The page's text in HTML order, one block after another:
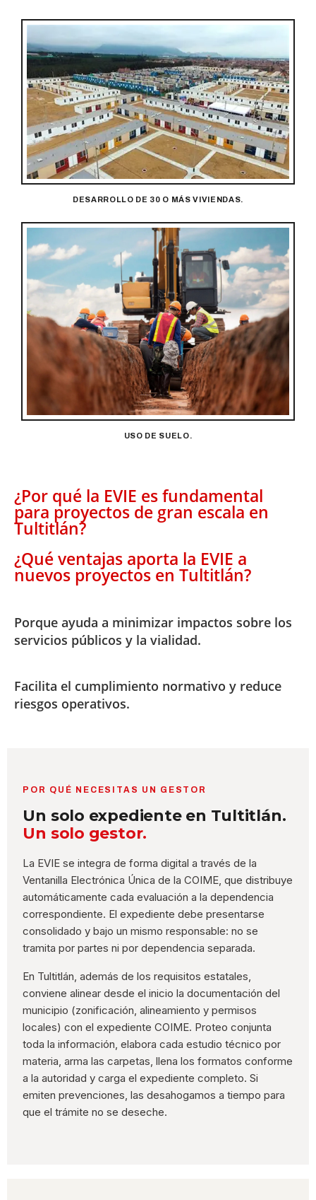
DESARROLLO DE 30 O MÁS VIVIENDAS.
USO DE SUELO.
¿Por qué la EVIE es fundamental
para proyectos de gran escala en
Tultitlán?
¿Qué ventajas aporta la EVIE a
nuevos proyectos en Tultitlán?
Porque ayuda a minimizar impactos sobre los
servicios públicos y la vialidad.
Facilita el cumplimiento normativo y reduce
riesgos operativos.
POR QUÉ NECESITAS UN GESTOR
Un solo expediente en Tultitlán.
Un solo gestor.
La EVIE se integra de forma digital a través de la
Ventanilla Electrónica Única de la COIME, que distribuye
automáticamente cada evaluación a la dependencia
correspondiente. El expediente debe presentarse
consolidado y bajo un mismo responsable: no se
tramita por partes ni por dependencia separada.
En Tultitlán, además de los requisitos estatales,
conviene alinear desde el inicio la documentación del
municipio (zonificación, alineamiento y permisos
locales) con el expediente COIME. Proteo conjunta
toda la información, elabora cada estudio técnico por
materia, arma las carpetas, llena los formatos conforme
a la autoridad y carga el expediente completo. Si
emiten prevenciones, las desahogamos a tiempo para
que el trámite no se deseche.